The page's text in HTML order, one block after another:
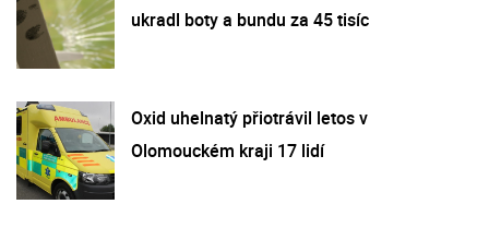
ukradl boty a bundu za 45 tisíc
Oxid uhelnatý přiotrávil letos v
Olomouckém kraji 17 lidí